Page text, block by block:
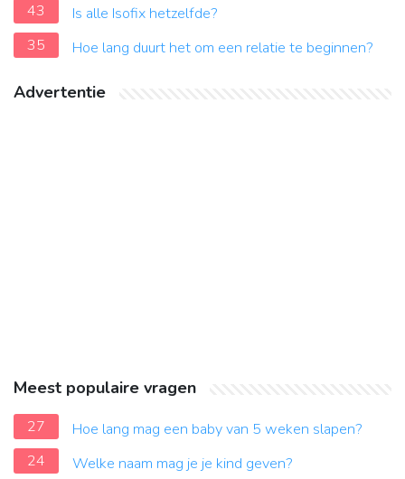
43
Is alle Isofix hetzelfde?
35
Hoe lang duurt het om een ​​relatie te beginnen?
Advertentie
Meest populaire vragen
27
Hoe lang mag een baby van 5 weken slapen?
24
Welke naam mag je je kind geven?